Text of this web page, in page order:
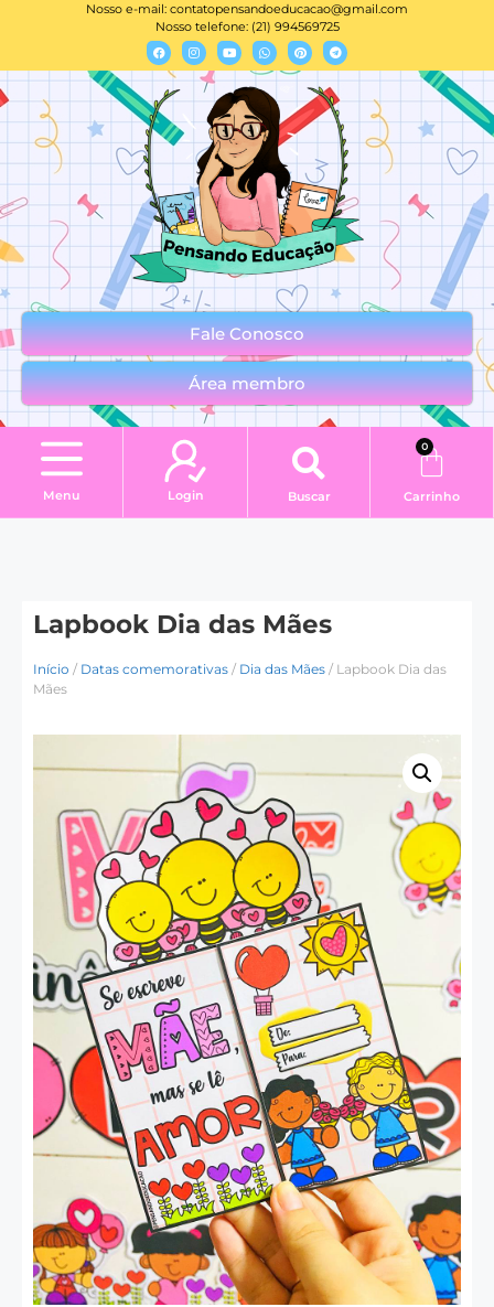
Nosso e-mail: contatopensandoeducacao@gmail.com
Nosso telefone: (21) 994569725
Fale Conosco
Área membro
Menu Login Buscar
0
Carrinho
Lapbook Dia das Mães
Início / Datas comemorativas / Dia das Mães / Lapbook Dia das
Mães